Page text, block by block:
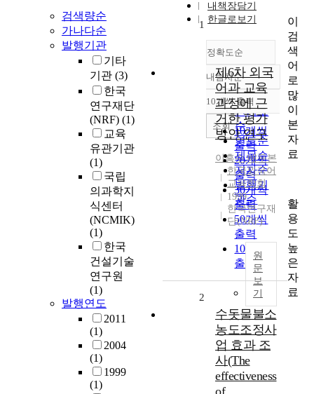
검색량순
가나다순
발행기관
기타
기관 (3)
한국
연구재단
(NRF) (1)
교육
유관기관
(1)
국립
의과학지
식센터
(NCMIK)
(1)
한국
건설기술
연구원
(1)
발행연도
2011
(1)
2004
(1)
1999
(1)
내책장담기
한글로보기
정확도순
정확도
순
인기도
순
연도순
제목순
저자순
발행기
관순
내림차순
내림차순
10개씩 출력
10개씩
출력
20개씩
출력
30개씩
출력
50개씩
출력
100개씩
출력
조회
1
제6차 외국
어과 교육
과정에 근
거한 평가
방안 연구
이흥수,배두본
한국외국어
교육학회
1999
한국연구재
단(NRF)
원
문
보
기
2
수돗물불소
농도조정사
업 효과 조
사(The
effectiveness
이
검
색
어
로
많
이
본
자
료
활
용
도
높
은
자
료